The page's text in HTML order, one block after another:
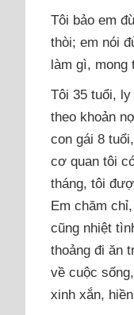
Tôi bảo em
thòi; em nói
làm gì, mong
Tôi 35 tuổi,
theo khoản
con gái 8
cơ quan tôi
tháng, tôi
Em chăm
cũng nhiệt
thoảng đi ăn
về cuộc
xinh xắn,